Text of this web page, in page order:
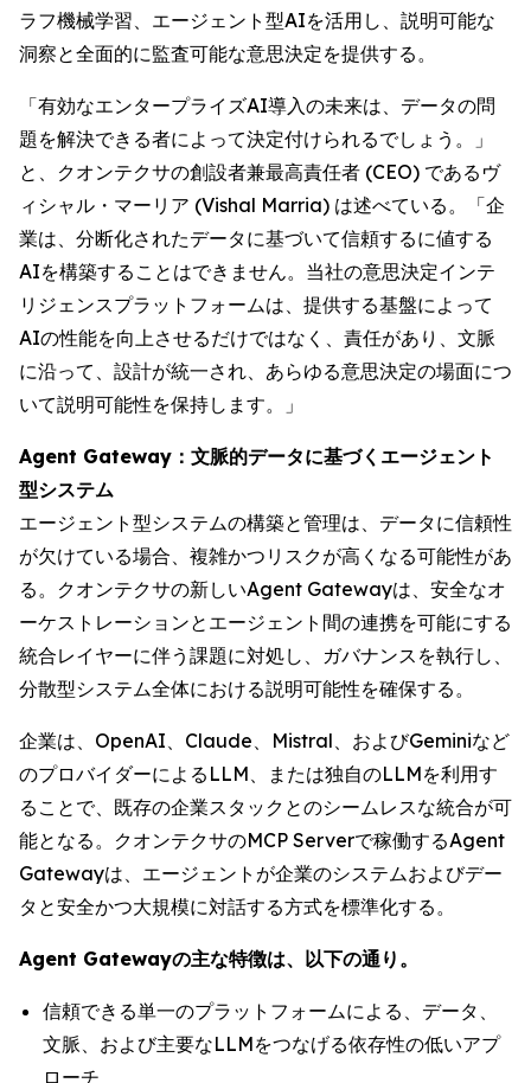
ラフ機械学習、エージェント型AIを活用し、説明可能な
洞察と全面的に監査可能な意思決定を提供する。
「有効なエンタープライズAI導入の未来は、データの問
題を解決できる者によって決定付けられるでしょう。」
と、クオンテクサの創設者兼最高責任者 (CEO) であるヴ
ィシャル・マーリア (Vishal Marria) は述べている。「企
業は、分断化されたデータに基づいて信頼するに値する
AIを構築することはできません。当社の意思決定インテ
リジェンスプラットフォームは、提供する基盤によって
AIの性能を向上させるだけではなく、責任があり、文脈
に沿って、設計が統一され、あらゆる意思決定の場面につ
いて説明可能性を保持します。」
Agent Gateway：文脈的データに基づくエージェント
型システム
エージェント型システムの構築と管理は、データに信頼性
が欠けている場合、複雑かつリスクが高くなる可能性があ
る。クオンテクサの新しいAgent Gatewayは、安全なオ
ーケストレーションとエージェント間の連携を可能にする
統合レイヤーに伴う課題に対処し、ガバナンスを執行し、
分散型システム全体における説明可能性を確保する。
企業は、OpenAI、Claude、Mistral、およびGeminiなど
のプロバイダーによるLLM、または独自のLLMを利用す
ることで、既存の企業スタックとのシームレスな統合が可
能となる。クオンテクサのMCP Serverで稼働するAgent
Gatewayは、エージェントが企業のシステムおよびデー
タと安全かつ大規模に対話する方式を標準化する。
Agent Gatewayの主な特徴は、以下の通り。
信頼できる単一のプラットフォームによる、データ、
文脈、および主要なLLMをつなげる依存性の低いアプ
ローチ